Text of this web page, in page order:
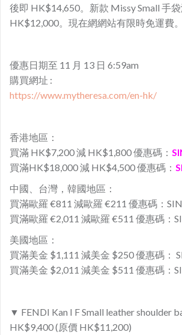
後即 HK$14,650。新款 Missy Small 手
HK$12,000。現在網網站有限時免運費。
優惠日期至 11 月 13 日 6:59am
購買網址 :
https://www.mytheresa.com/en-hk/
香港地區：
買滿 HK$7,200 減 HK$1,800 優惠碼：
買滿HK$18,000 減 HK$4,500 優惠碼：
中國、台灣，韓國地區：
買滿歐羅 €811 減歐羅 €211 優惠碼：
買滿歐羅 €2,011 減歐羅 €511 優惠碼：
美國地區：
買滿美金 $1,111 減美金 $250 優惠碼：
買滿美金 $2,011 減美金 $511 優惠碼：
▼ FENDI Kan I F Small leather shoulder
HK$9,400 (原價 HK$11,200)